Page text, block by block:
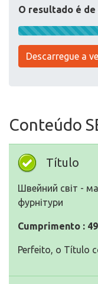
O resultado é de
Descarregue a
Conteúdo
Título
Швейний світ -
фурнітури
Cumprimento : 49
Perfeito, o Título